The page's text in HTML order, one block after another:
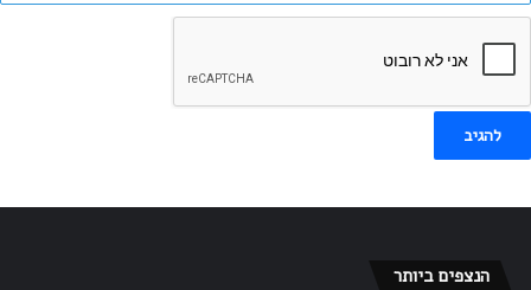
הודע לי על פוסטים חדשים באמצעות האימייל.
הנצפים ביותר